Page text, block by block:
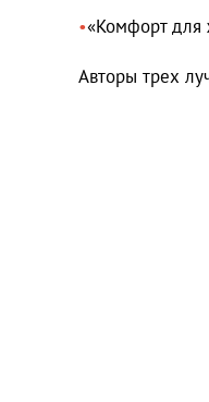
«Комфорт для
Авторы трех